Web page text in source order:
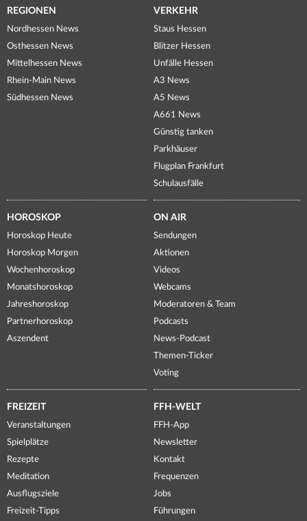
REGIONEN
Nordhessen News
Osthessen News
Mittelhessen News
Rhein-Main News
Südhessen News
VERKEHR
Staus Hessen
Blitzer Hessen
Unfälle Hessen
A3 News
A5 News
A661 News
Günstig tanken
Parkhäuser
Flugplan Frankfurt
Schulausfälle
HOROSKOP
Horoskop Heute
Horoskop Morgen
Wochenhoroskop
Monatshoroskop
Jahreshoroskop
Partnerhoroskop
Aszendent
ON AIR
Sendungen
Aktionen
Videos
Webcams
Moderatoren & Team
Podcasts
News-Podcast
Themen-Ticker
Voting
FREIZEIT
Veranstaltungen
Spielplätze
Rezepte
Meditation
Ausflugsziele
Freizeit-Tipps
FFH-WELT
FFH-App
Newsletter
Kontakt
Frequenzen
Jobs
Führungen